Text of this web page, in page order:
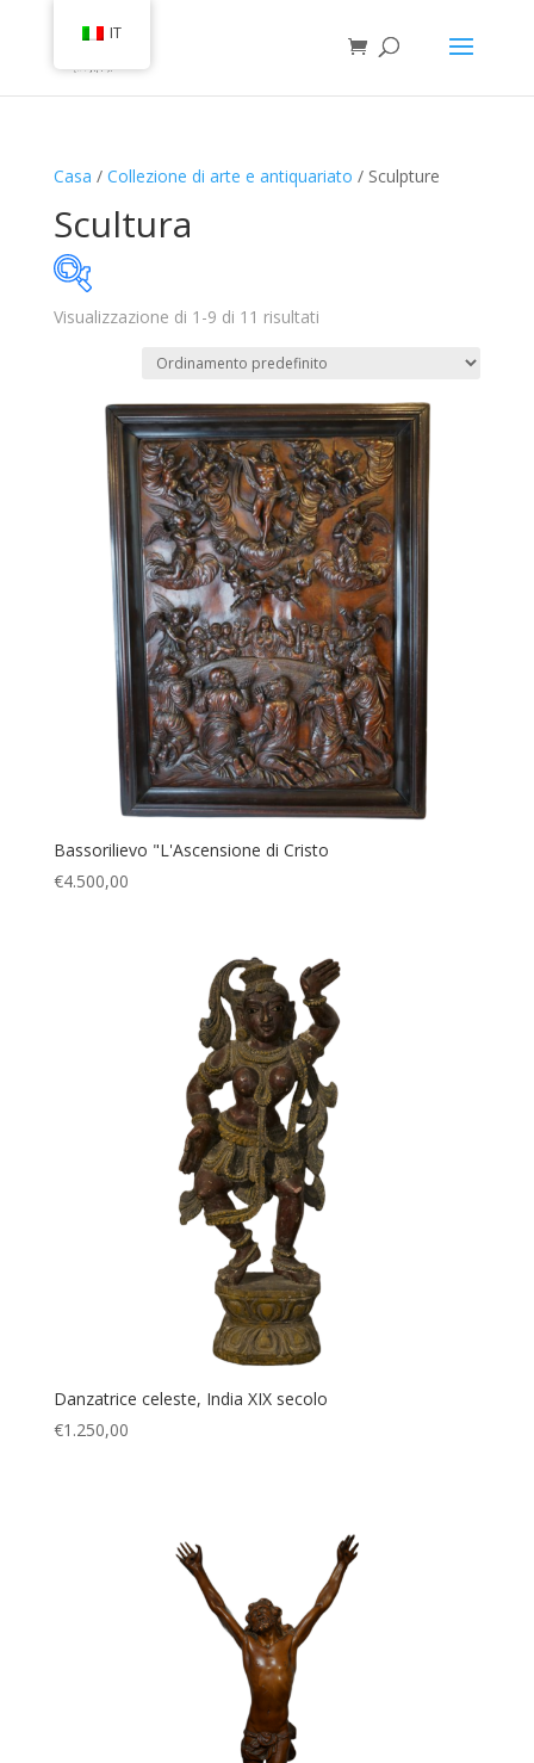
Casa / Collezione di arte e antiquariato / Sculpture
Scultura
Visualizzazione di 1-9 di 11 risultati
Bassorilievo "L'Ascensione di Cristo
€4.500,00
Danzatrice celeste, India XIX secolo
€1.250,00
IT